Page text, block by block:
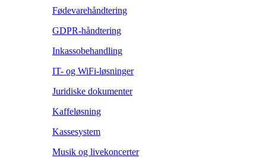
Fødevarehåndtering
GDPR-håndtering
Inkassobehandling
IT- og WiFi-løsninger
Juridiske dokumenter
Kaffeløsning
Kassesystem
Musik og livekoncerter